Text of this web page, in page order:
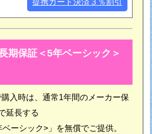
期保証＜5年ベーシック＞
入時は、通常1年間のメーカー保
延長する
ベーシック>」を無償でご提供。